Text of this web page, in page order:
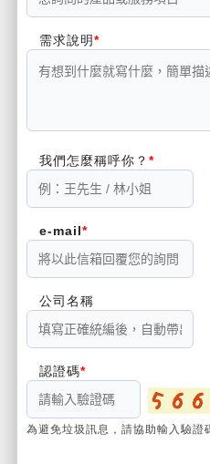
需求說明
我們怎麼稱呼你？
e-mail
公司名稱
認證碼
為避免垃圾訊息，請協助輸入驗證